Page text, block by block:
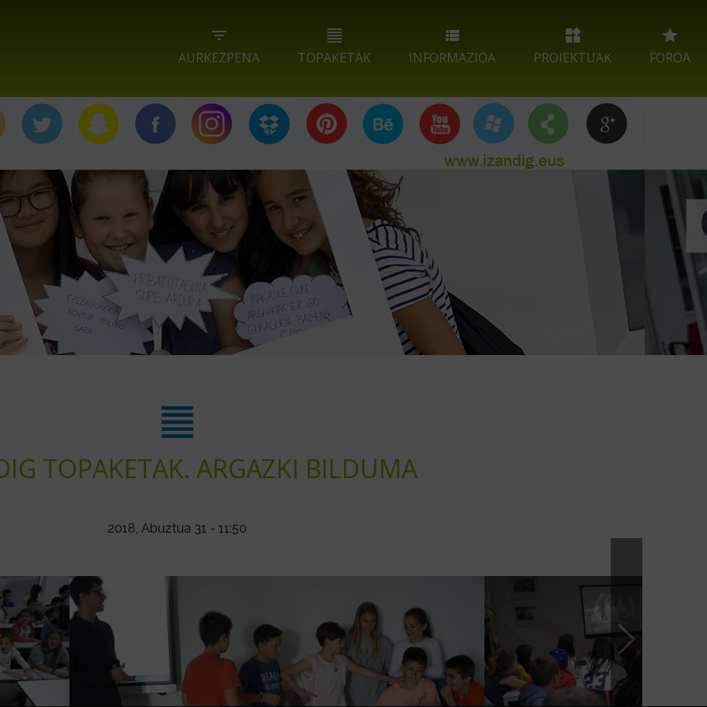
AURKEZPENA TOPAKETAK INFORMAZIOA PROIEKTUAK FOROA
TOPAKETAK. ARGAZKI BILDUMA
2018, Abuztua 31 - 11:50